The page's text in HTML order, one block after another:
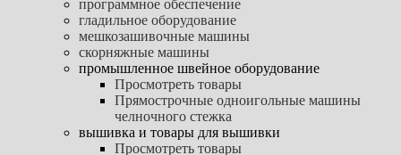
программное обеспечение
гладильное оборудование
мешкозашивочные машины
скорняжные машины
промышленное швейное оборудование
Просмотреть товары
Прямострочные одноигольные машины
челночного стежка
вышивка и товары для вышивки
Просмотреть товары